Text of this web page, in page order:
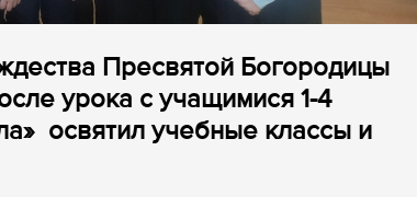
Пресвятой Богородицы
урока с учащимися 1-4
освятил учебные классы и